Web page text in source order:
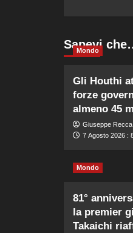
Sapevi
Mondo
Gli Houthi
forze
almeno 45
Giuseppe Recca
7 Agosto 2026 :
Mondo
81°
la premier
Takaichi